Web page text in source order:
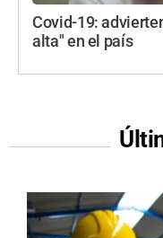
Covid-19:
alta" en el país